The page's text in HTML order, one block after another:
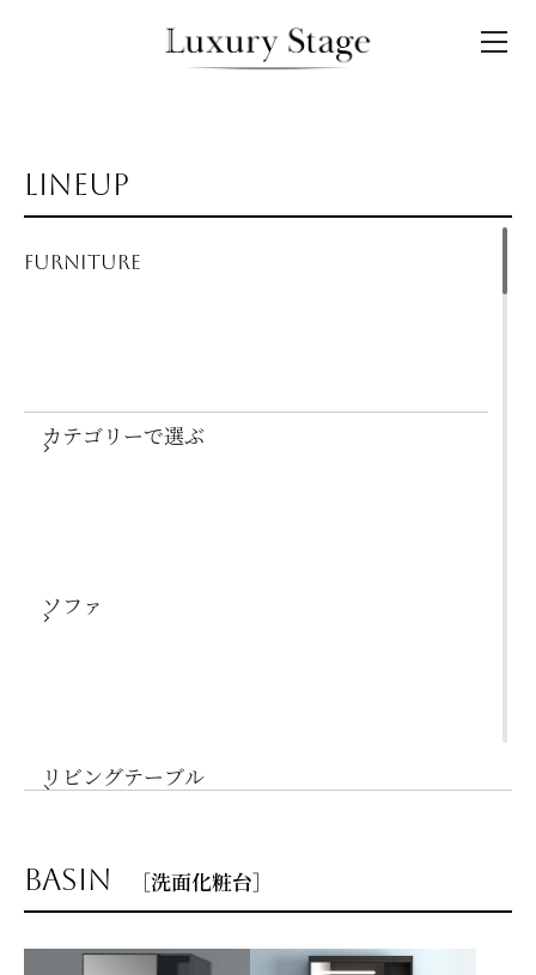
LINEUP
FURNITURE
カテゴリーで選ぶ
ソファ
リビングテーブル
サイドテーブル
basin ［洗面化粧台］